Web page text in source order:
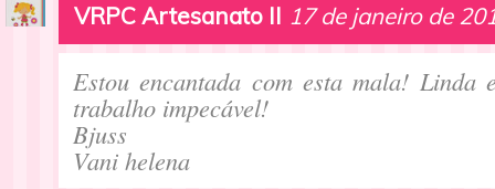
VRPC Artesanato II 17 de janeiro de
Estou encantada com esta mala! Linda
trabalho impecável!
Bjuss
Vani helena